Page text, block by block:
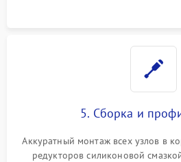
5. Сборка и
Аккуратный монтаж всех узлов в
редукторов силиконовой